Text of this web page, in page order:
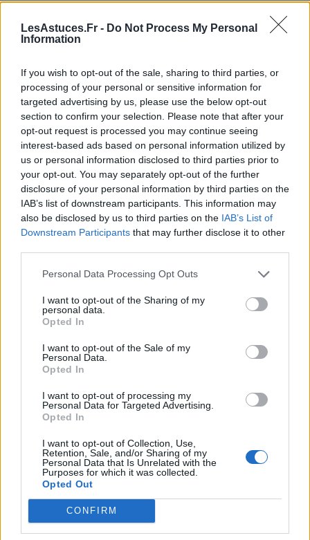
LesAstuces.Fr - Do Not Process My Personal
Information
If you wish to opt-out of the sale, sharing to third parties, or
processing of your personal or sensitive information for
targeted advertising by us, please use the below opt-out
section to confirm your selection. Please note that after your
opt-out request is processed you may continue seeing
interest-based ads based on personal information utilized by
us or personal information disclosed to third parties prior to
your opt-out. You may separately opt-out of the further
disclosure of your personal information by third parties on the
IAB’s list of downstream participants. This information may
also be disclosed by us to third parties on the IAB’s List of
Downstream Participants that may further disclose it to other
Personal Data Processing Opt Outs
I want to opt-out of the Sharing of my
personal data.
Opted In
I want to opt-out of the Sale of my
Personal Data.
Opted In
I want to opt-out of processing my
Personal Data for Targeted Advertising.
Opted In
I want to opt-out of Collection, Use,
Retention, Sale, and/or Sharing of my
Personal Data that Is Unrelated with the
Purposes for which it was collected.
Opted Out
CONFIRM
émission (Low-E) pour réduire la déperdition de
chaleur.
Les portes et toitures isolantes
Une porte d’entrée bien isolée et une toiture
performante contribuent à minimiser les pertes
thermiques. L’ajout d’un isolant dans la toiture,
notamment dans les combles, est souvent un
investissement rentable, car la chaleur s’échappe
majoritairement par le toit.
Les systèmes de ventilation et de
gestion de l’air
Une bonne ventilation permet de préserver la qualité
thermiques.
(VMC) double flux
vicié extrait pour préchauffer l’air entrant, limitant
ainsi la perte thermique. Elles sont essentielles dans
une démarche d’éco-construction.
Les capteurs solaires thermiques pour le
chauffage de l’eau
Les capteurs solaires thermiques captent la chaleur
du soleil pour produire de l’eau chaude sanitaire ou